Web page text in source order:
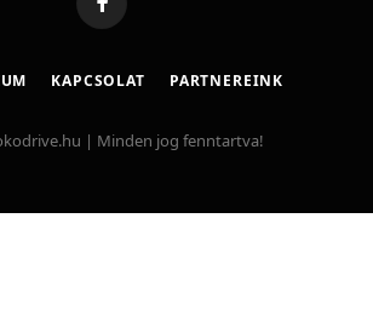
Facebook
KAPCSOLAT PARTNEREINK
| Minden jog fenntartva!